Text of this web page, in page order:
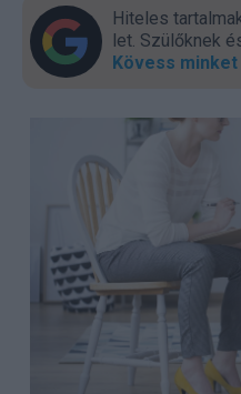
Hiteles
let. Szülők­nek
Kövess